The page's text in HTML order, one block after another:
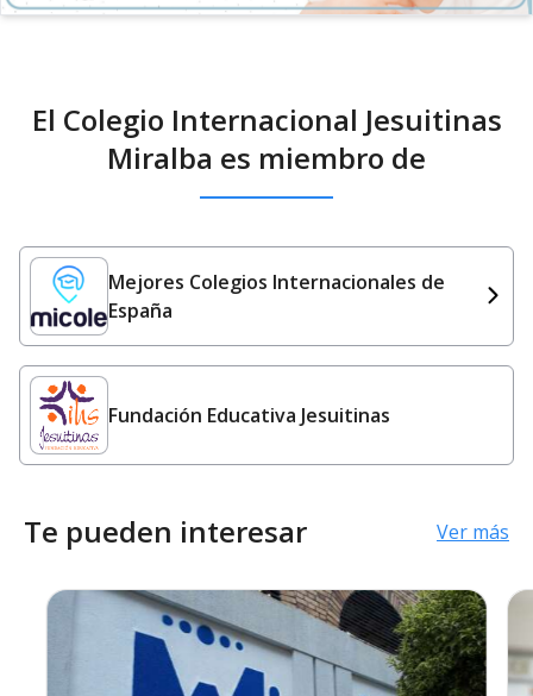
El Colegio Internacional Jesuitinas
Miralba es miembro de
Mejores Colegios Internacionales de
España
Fundación Educativa Jesuitinas
Te pueden interesar Ver más